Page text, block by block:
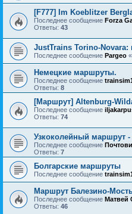
[F777] Im Koeblitzer
Последнее сообщение Forza
Ответы: 43
JustTrains Torino-
Последнее сообщение Pargeo «
Немецкие маршруты.
Последнее сообщение
Ответы: 8
[Маршрут] Altenburg-
Последнее сообщение
Ответы: 74
Узкоколейный маршрут
Последнее сообщение
Ответы: 7
Болгарские маршруты
Последнее сообщение
Маршрут Балезино-
Последнее сообщение Матвей
Ответы: 46